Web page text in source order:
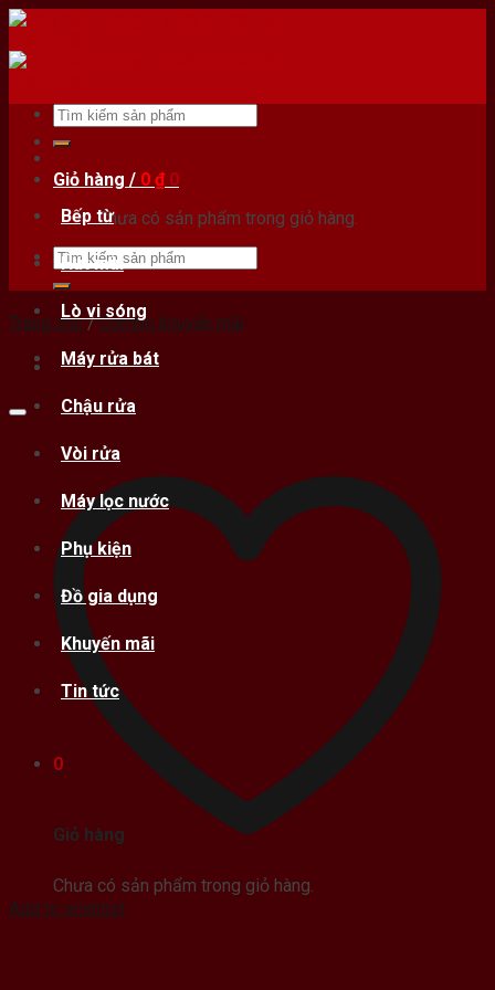
Skip
content
Bếp từ
Hút mùi
Lò vi sóng
Máy rửa bát
Chậu rửa
Vòi rửa
Máy lọc nước
Phụ kiện
Đồ gia dụng
Khuyến mãi
Tin tức
0
Giỏ hàng
Chưa có sản phẩm trong giỏ hàng.
Tìm
kiếm:
Giỏ hàng / 0 ₫ 0
Chưa có sản phẩm trong giỏ hàng.
Tìm
kiếm:
Trang chủ / Combo khuyến mãi
Add to wishlist